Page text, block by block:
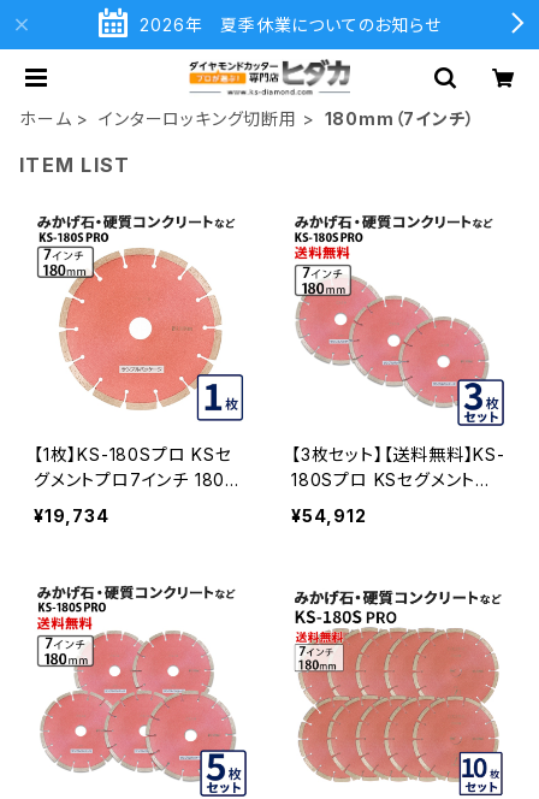
2026年 夏季休業についてのお知らせ
ホーム インターロッキング切断用 180mm（7インチ）
ITEM LIST
【1枚】KS-180Sプロ KSセ
グメントプロ7インチ 180m
m みかげ石・硬質コンクリ
ートなどの切断用 ダイヤセ
ー 刃 (ks-180spro)
¥19,734
【3枚セット】【送料無料】KS-
180Sプロ KSセグメントプ
ロ7インチ 180mm みかげ
石・硬質コンクリートなどの
80spro-03)
¥54,912